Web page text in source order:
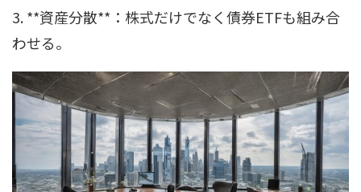
3. **資産分散**：株式だけでなく債券ETFも組み合
わせる。